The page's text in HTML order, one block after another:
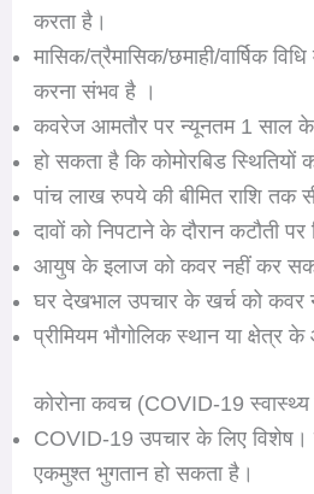
करता है।
मासिक/त्रैमासिक/छमाही/वार्षिक
करना संभव है ।
कवरेज आमतौर पर न्यूनतम 1 साल के
हो सकता है कि कोमोरबिड स्थितियों
पांच लाख रुपये की बीमित राशि तक
दावों को निपटाने के दौरान कटौती पर
आयुष के इलाज को कवर नहीं कर
घर देखभाल उपचार के खर्च को
प्रीमियम भौगोलिक स्थान या क्षेत्र
कोरोना कवच (COVID-19 स्वास्थ्य
COVID-19 उपचार के लिए विशेष।
एकमुश्त भुगतान हो सकता है।